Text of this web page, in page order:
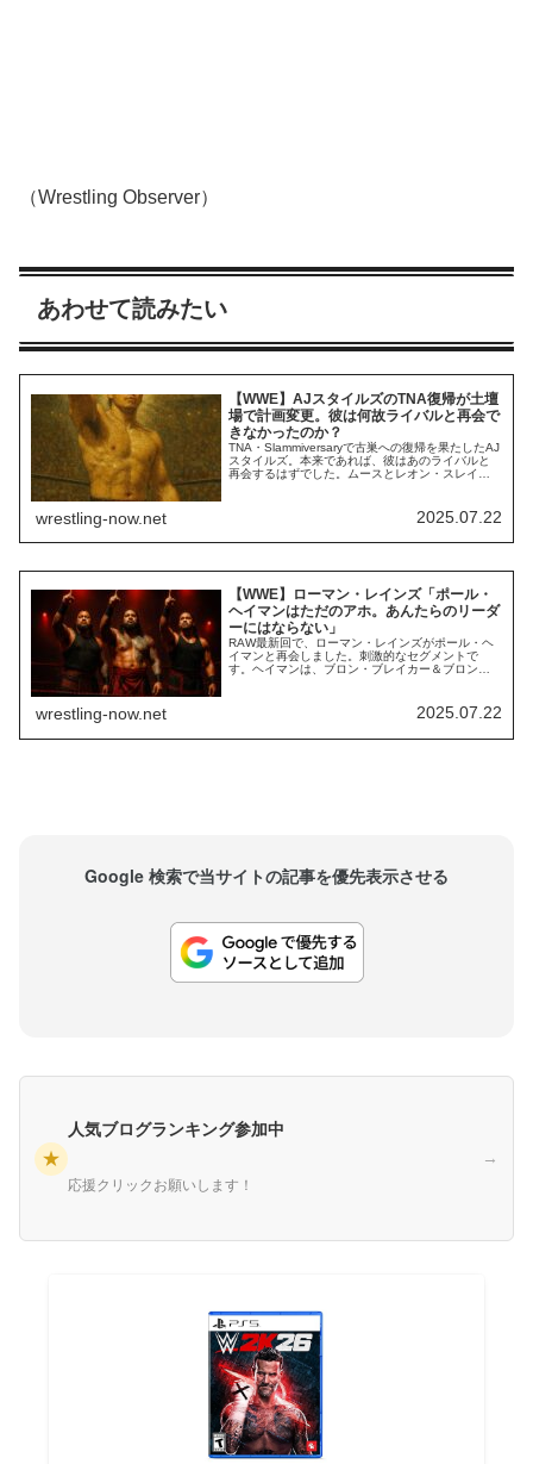
（Wrestling Observer）
あわせて読みたい
【WWE】AJスタイルズのTNA復帰が土壇
場で計画変更。彼は何故ライバルと再会で
きなかったのか？
TNA・Slammiversaryで古巣への復帰を果たしたAJ
スタイルズ。本来であれば、彼はあのライバルと
再会するはずでした。ムースとレオン・スレイタ
ーを賞賛。世代交代を象徴する瞬間を作りまし
た。しかし、これは彼とTNAが想定していたシー
wrestling-now.net 2025.07.22
【WWE】ローマン・レインズ「ポール・
ヘイマンはただのアホ。あんたらのリーダ
ーにはならない」
RAW最新回で、ローマン・レインズがポール・ヘ
イマンと再会しました。刺激的なセグメントで
す。ヘイマンは、ブロン・ブレイカー＆ブロンソ
この新勢力のリーダーになってくれ」と提案しま
した。あんたは永遠に俺のファミリーだ。俺はト
wrestling-now.net 2025.07.22
Google 検索で当サイトの記事を優先表示させる
★
人気ブログランキング参加中
応援クリックお願いします！
→